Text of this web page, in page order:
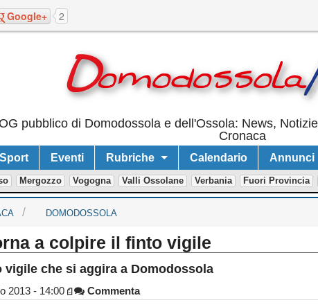
Google+ 2
pubblico di Domodossola e dell'Ossola: News,
Cronaca
Sport Eventi Rubriche Calendario Annunci
Mergozzo Vogogna Valli Ossolane Verbania Fuori Provincia
DOMODOSSOLA
a colpire il finto vigile
che si aggira a Domodossola
2013 - 14:00 Commenta